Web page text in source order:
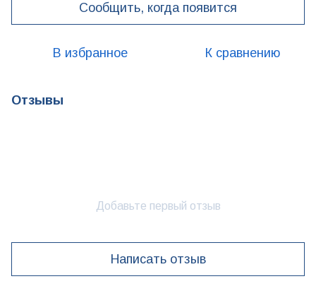
Сообщить, когда появится
В избранное К сравнению
Отзывы
Добавьте первый отзыв
Написать отзыв